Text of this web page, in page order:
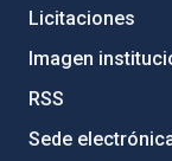
Licitaciones
Imagen
RSS
Sede